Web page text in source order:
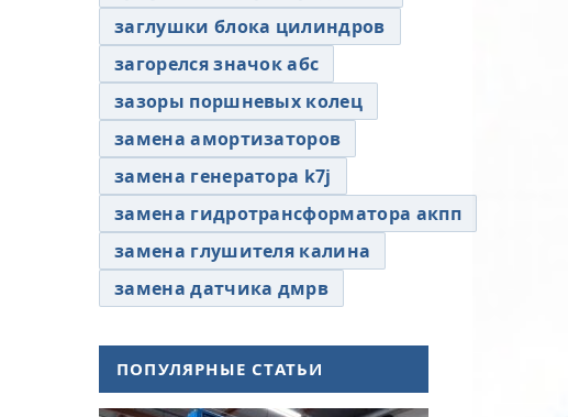
заглушки блока цилиндров
загорелся значок абс
зазоры поршневых колец
замена амортизаторов
замена генератора k7j
замена гидротрансформатора акпп
замена глушителя калина
замена датчика дмрв
ПОПУЛЯРНЫЕ СТАТЬИ